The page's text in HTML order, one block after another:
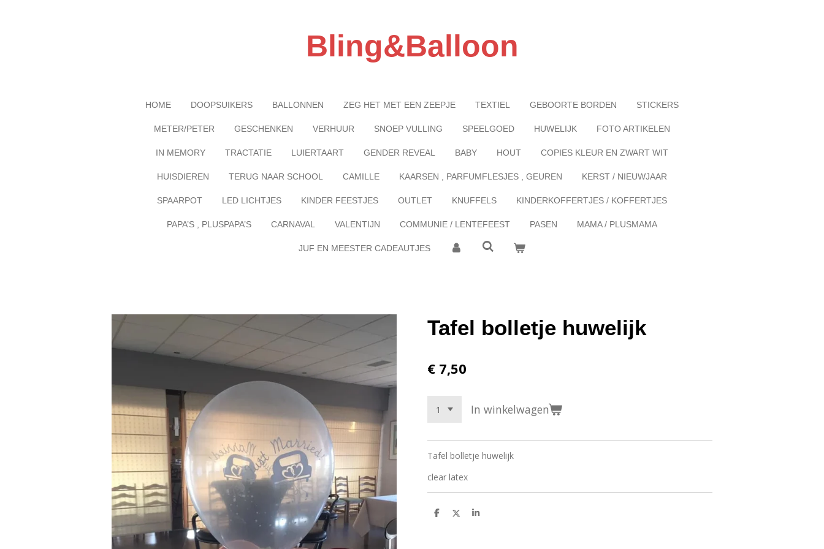
Bling&Balloon
HOME DOOPSUIKERS BALLONNEN ZEG HET MET EEN ZEEPJE TEXTIEL GEBOORTE BORDEN STICKERS
METER/PETER GESCHENKEN VERHUUR SNOEP VULLING SPEELGOED HUWELIJK FOTO ARTIKELEN
IN MEMORY TRACTATIE LUIERTAART GENDER REVEAL BABY HOUT COPIES KLEUR EN ZWART WIT
HUISDIEREN TERUG NAAR SCHOOL CAMILLE KAARSEN , PARFUMFLESJES , GEUREN KERST / NIEUWJAAR
SPAARPOT LED LICHTJES KINDER FEESTJES OUTLET KNUFFELS KINDERKOFFERTJES / KOFFERTJES
PAPA’S , PLUSPAPA’S CARNAVAL VALENTIJN COMMUNIE / LENTEFEEST PASEN MAMA / PLUSMAMA
JUF EN MEESTER CADEAUTJES
Tafel bolletje huwelijk
€ 7,50
In winkelwagen
Tafel bolletje huwelijk
clear latex
D
D
S